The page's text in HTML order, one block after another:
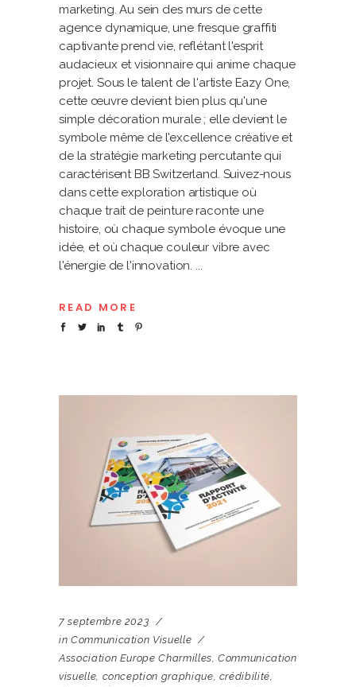
marketing. Au sein des murs de cette
agence dynamique, une fresque graffiti
captivante prend vie, reflétant l'esprit
audacieux et visionnaire qui anime chaque
projet. Sous le talent de l'artiste Eazy One,
cette œuvre devient bien plus qu'une
simple décoration murale ; elle devient le
symbole même de l'excellence créative et
de la stratégie marketing percutante qui
caractérisent BB Switzerland. Suivez-nous
dans cette exploration artistique où
chaque trait de peinture raconte une
histoire, où chaque symbole évoque une
idée, et où chaque couleur vibre avec
l'énergie de l'innovation.
READ MORE
7 septembre 2023
in Communication Visuelle
Association Europe Charmilles ,Communication
visuelle conception graphique crédibilité